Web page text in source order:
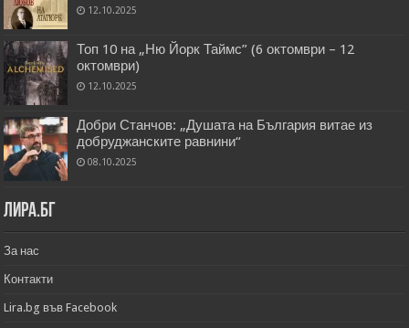
12.10.2025
Топ 10 на „Ню Йорк Таймс” (6 октомври – 12
октомври)
12.10.2025
Добри Станчов: „Душата на България витае из
добруджанските равнини“
08.10.2025
Лира.бг
За нас
Контакти
Lira.bg във Facebook